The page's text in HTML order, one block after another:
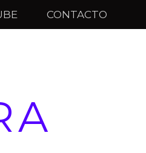
CONTACTO